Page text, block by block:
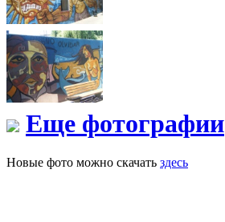
Еще фотографии
Новые фото можно скачать здесь